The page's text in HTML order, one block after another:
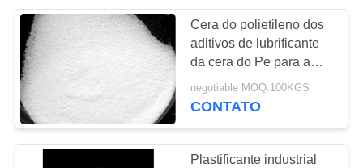
Cera do polietileno dos
aditivos de lubrificante
da cera do Pe para a
tubulação do Pvc
negotiable MOQ:100KGS
CONTATO
Plastificante industrial